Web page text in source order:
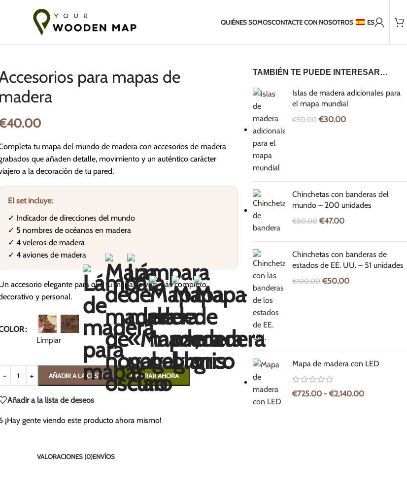
Bálticos
QUIÉNES SOMOSCONTACTE CON NOSOTROS ES
para mapas de
madera
40.00
tu mapa del mundo de madera con accesorios de madera
que añaden detalle, movimiento y un auténtico carácter
a la decoración de tu pared.
El set incluye:
✓ Indicador de direcciones del mundo
✓ 5 nombres de océanos en madera
✓ 4 veleros de madera
✓ 4 aviones de madera
accesorio elegante para que tu mapa se vea más completo,
y personal.
Limpiar
AÑADIR A LA CESTA COMPRAR AHORA
Añadir a la lista de deseos
¡Hay gente viendo este producto ahora mismo!
TAMBIÉN TE PUEDE INTERESAR…
Islas de madera adicionales para
el mapa mundial
€50.00 €30.00
Chinchetas con banderas del
mundo – 200 unidades
€80.00 €47.00
Chinchetas con banderas de
estados de EE. UU. – 51 unidades
€100.00 €50.00
Mapa de madera con LED
€725.00 - €2,140.00
VALORACIONES (0)ENVÍOS